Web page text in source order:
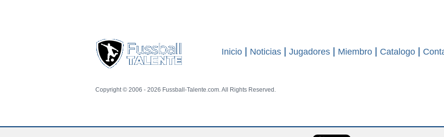
Inicio Noticias Jugadores Miembro Catalogo
Copyright © 2006 - 2026 Fussball-Talente.com. All Rights Reserved.